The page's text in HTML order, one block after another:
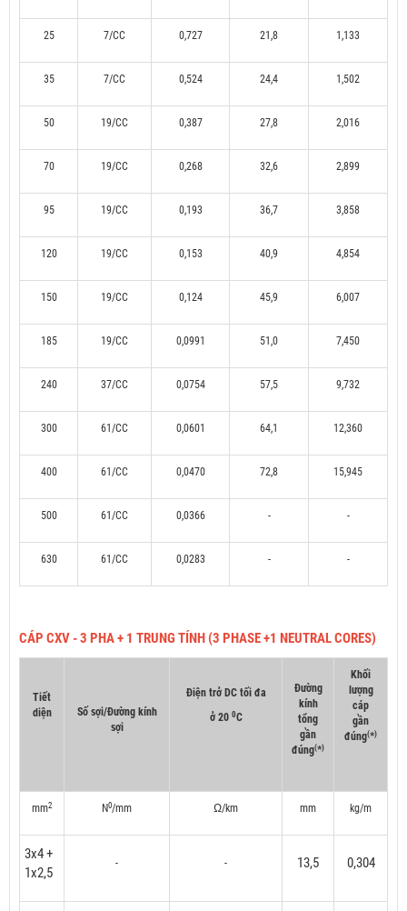
25 7/CC 0,727 21,8 1,133
35 7/CC 0,524 24,4 1,502
50 19/CC 0,387 27,8 2,016
70 19/CC 0,268 32,6 2,899
95 19/CC 0,193 36,7 3,858
120 19/CC 0,153 40,9 4,854
150 19/CC 0,124 45,9 6,007
185 19/CC 0,0991 51,0 7,450
240 37/CC 0,0754 57,5 9,732
300 61/CC 0,0601 64,1 12,360
400 61/CC 0,0470 72,8 15,945
500 61/CC 0,0366 - -
630 61/CC 0,0283 - -
CÁP CXV - 3 PHA + 1 TRUNG TÍNH (3 PHASE +1 NEUTRAL CORES)
Tiết
diện
Số sợi/Đường kính
sợi
Điện trở DC tối đa
ở 20 0C
Đường
kính
tổng
gần
đúng(*)
Khối
lượng
cáp
gần
đúng(*)
mm2 N0/mm Ω/km mm kg/m
3x4 +
1x2,5
- - 13,5 0,304